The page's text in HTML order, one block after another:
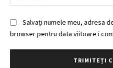
Salvați numele meu, adresa
browser pentru data viitoare i